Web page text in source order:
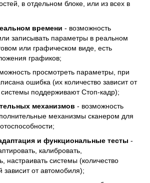
в отдельном блоке, или из всех в
времени - возможность
записывать параметры в реальном
или графическом виде, есть
графиков;
просмотреть параметры, при
ошибка (их количество зависит от
поддерживают Стоп-кадр);
механизмов - возможность
механизмы сканером для
и функциональные тесты -
калибровать,
настраивать системы (количество
зависит от автомобиля);